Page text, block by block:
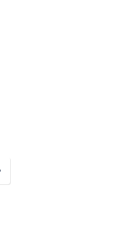
Taburete ZWOOZI,